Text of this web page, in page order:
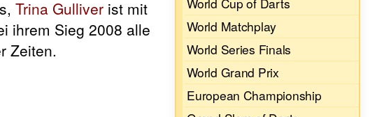
Trina Gulliver ist mit
ihrem Sieg 2008 alle
Zeiten.
World Matchplay
World Series Finals
World Grand Prix
European Championship